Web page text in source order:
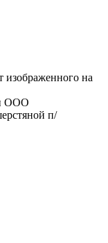
изображенного на
ООО
п/